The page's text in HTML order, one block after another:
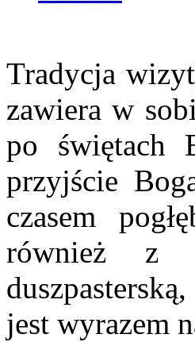
Tradycja
zawiera w
po świętach
przyjście
czasem
również z
jest wyrazem